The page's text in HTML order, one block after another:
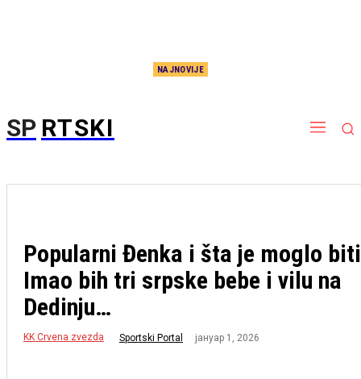
NAJNOVIJE
SP RTSKI
Popularni Đenka i šta je moglo
Imao bih tri srpske bebe i vilu na
Dedinju…
KK Crvena zvezda Sportski Portal јануар 1, 2026